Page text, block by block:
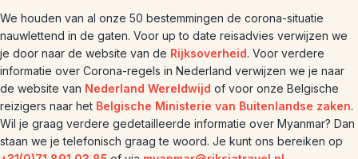
We houden van al onze 50 bestemmingen de corona-situatie
nauwlettend in de gaten. Voor up to date reisadvies verwijzen we
je door naar de website van de Rijksoverheid. Voor verdere
informatie over Corona-regels in Nederland verwijzen we je naar
de website van Nederland Wereldwijd of voor onze Belgische
reizigers naar het Belgische Ministerie van Buitenlandse zaken.
Wil je graag verdere gedetailleerde informatie over Myanmar? Dan
staan we je telefonisch graag te woord. Je kunt ons bereiken op